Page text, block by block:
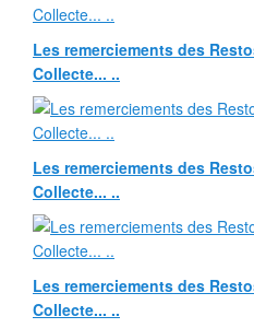
Les remerciements des
Collecte... ..
Les remerciements des
Collecte... ..
Les remerciements des
Collecte... ..